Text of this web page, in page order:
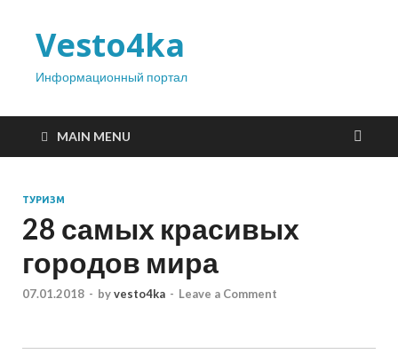
Vesto4ka
Информационный портал
MAIN MENU
ТУРИЗМ
28 самых красивых
городов мира
07.01.2018 - byvesto4ka - Leave a Comment